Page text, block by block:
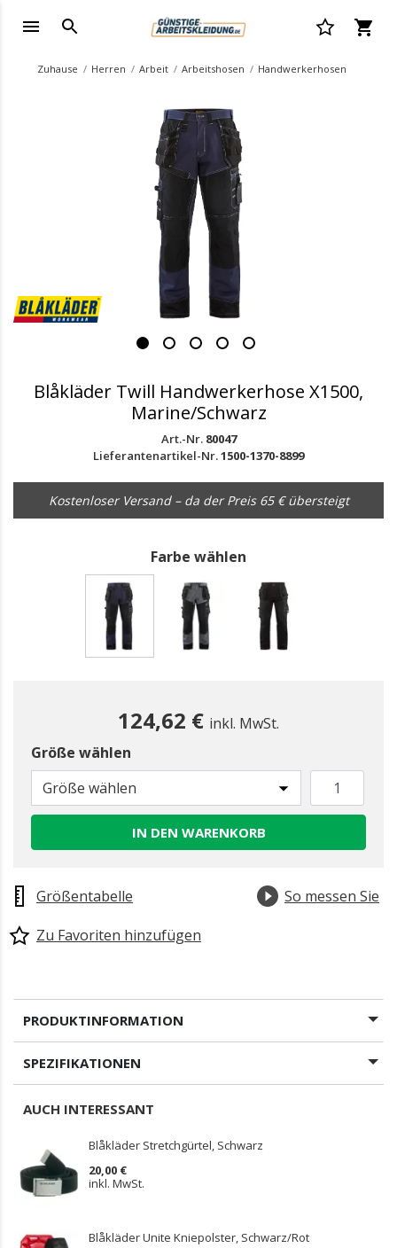
Zuhause Herren Arbeit Arbeitshosen Handwerkerhosen
Blåkläder Twill Handwerkerhose X1500,
Marine/Schwarz
Art.-Nr. 80047
Lieferantenartikel-Nr.1500-1370-8899
Kostenloser Versand – da der Preis 65 € übersteigt
Farbe wählen
124,62 € inkl. MwSt.
Größe wählen
Größe wählen
IN DEN WARENKORB
Größentabelle
So messen Sie
Zu Favoriten hinzufügen
PRODUKTINFORMATION
SPEZIFIKATIONEN
AUCH INTERESSANT
Blåkläder Stretchgürtel, Schwarz
20,00 €
inkl. MwSt.
Blåkläder Unite Kniepolster, Schwarz/Rot